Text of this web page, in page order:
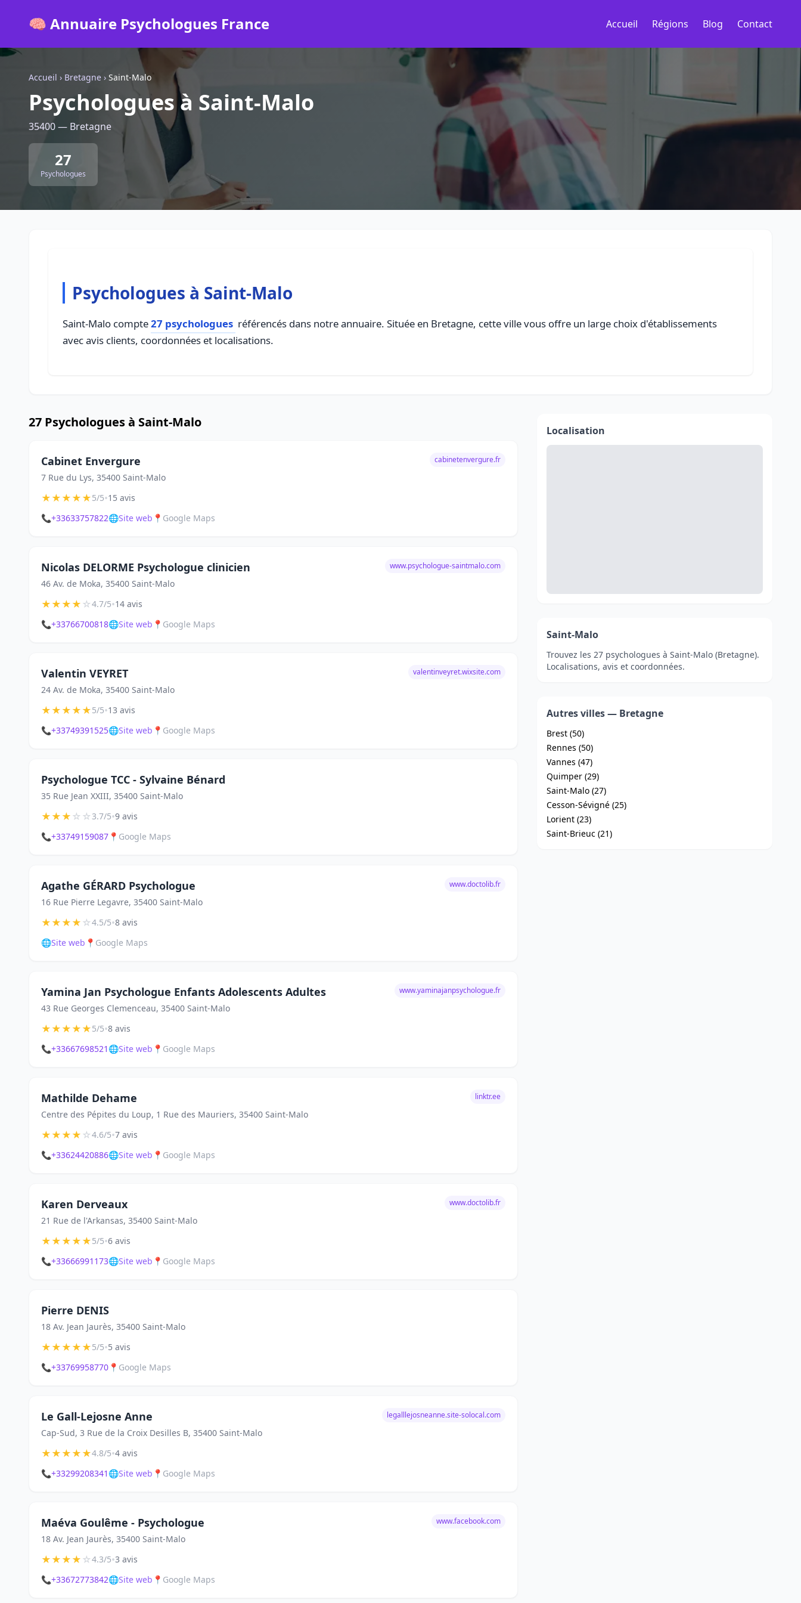
🧠 Annuaire Psychologues France Accueil Régions Blog Contact
Accueil › Bretagne › Saint-Malo
Psychologues à Saint-Malo
35400 — Bretagne
27
Psychologues
Psychologues à Saint-Malo
Saint-Malo compte27 psychologues référencés dans notre annuaire. Située en Bretagne, cette ville vous offre un large choix d'établissements
avec avis clients, coordonnées et localisations.
27 Psychologues à Saint-Malo
Cabinet Envergure
7 Rue du Lys, 35400 Saint-Malo
cabinetenvergure.fr
★★★★★5/5•15 avis
📞+33633757822🌐Site web 📍 Google Maps
Nicolas DELORME Psychologue clinicien
46 Av. de Moka, 35400 Saint-Malo
www.psychologue-saintmalo.com
★★★★☆4.7/5•14 avis
📞+33766700818🌐Site web 📍 Google Maps
Valentin VEYRET
24 Av. de Moka, 35400 Saint-Malo
valentinveyret.wixsite.com
★★★★★5/5•13 avis
📞+33749391525🌐Site web 📍 Google Maps
Psychologue TCC - Sylvaine Bénard
35 Rue Jean XXIII, 35400 Saint-Malo
★★★☆☆3.7/5•9 avis
📞+33749159087 📍 Google Maps
Agathe GÉRARD Psychologue
16 Rue Pierre Legavre, 35400 Saint-Malo
www.doctolib.fr
★★★★☆4.5/5•8 avis
🌐Site web 📍 Google Maps
Yamina Jan Psychologue Enfants Adolescents Adultes
43 Rue Georges Clemenceau, 35400 Saint-Malo
www.yaminajanpsychologue.fr
★★★★★5/5•8 avis
📞+33667698521 🌐Site web 📍 Google Maps
Mathilde Dehame
Centre des Pépites du Loup, 1 Rue des Mauriers, 35400 Saint-Malo
linktr.ee
★★★★☆4.6/5•7 avis
📞+33624420886🌐Site web 📍 Google Maps
Karen Derveaux
21 Rue de l'Arkansas, 35400 Saint-Malo
www.doctolib.fr
★★★★★5/5•6 avis
📞+33666991173🌐Site web 📍 Google Maps
Pierre DENIS
18 Av. Jean Jaurès, 35400 Saint-Malo
★★★★★5/5•5 avis
📞+33769958770 📍 Google Maps
Le Gall-Lejosne Anne
Cap-Sud, 3 Rue de la Croix Desilles B, 35400 Saint-Malo
legalllejosneanne.site-solocal.com
★★★★★4.8/5•4 avis
📞+33299208341 🌐Site web 📍 Google Maps
Maéva Goulême - Psychologue
18 Av. Jean Jaurès, 35400 Saint-Malo
www.facebook.com
★★★★☆4.3/5•3 avis
📞+33672773842🌐Site web 📍 Google Maps
Localisation
Saint-Malo
Trouvez les 27 psychologues à Saint-Malo (Bretagne).
Localisations, avis et coordonnées.
Autres villes — Bretagne
Brest (50)
Rennes (50)
Vannes (47)
Quimper (29)
Saint-Malo (27)
Cesson-Sévigné (25)
Lorient (23)
Saint-Brieuc (21)